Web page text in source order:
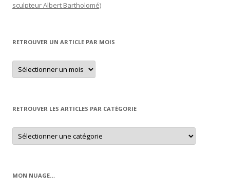
sculpteur Albert Bartholomé)
RETROUVER UN ARTICLE PAR MOIS
Retrouver
un
article
RETROUVER LES ARTICLES PAR CATÉGORIE
Retrouver
les
articles
MON NUAGE…